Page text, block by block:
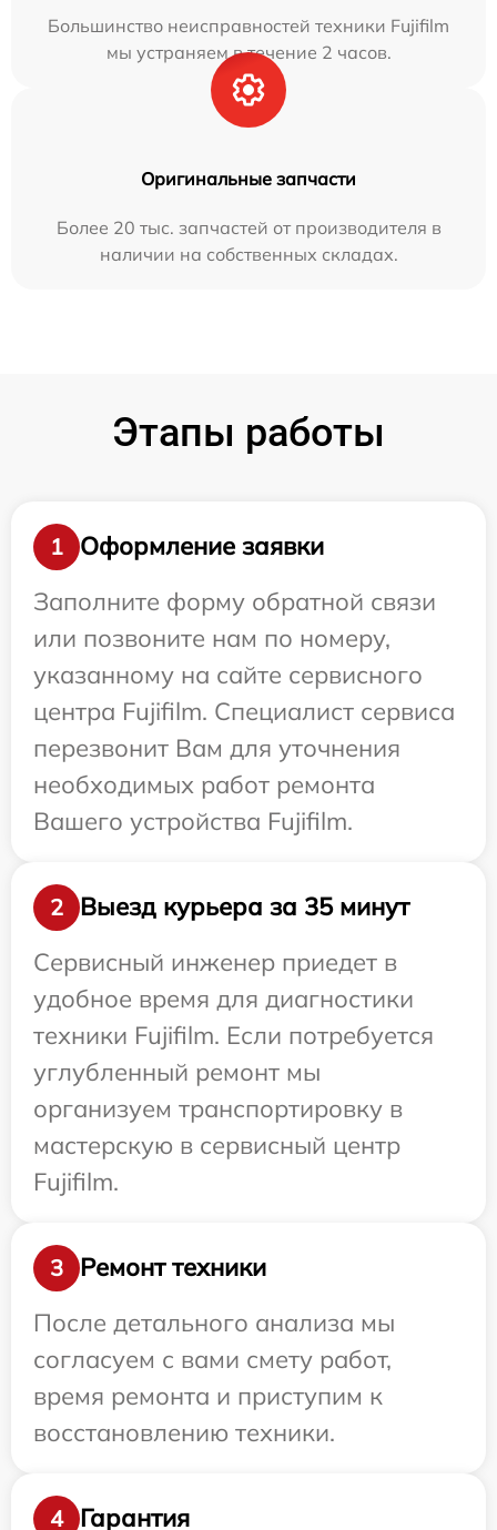
Большинство неисправностей техники Fujifilm
мы устраняем в течение 2 часов.
Оригинальные запчасти
Более 20 тыс. запчастей от производителя в
наличии на собственных складах.
Этапы работы
1
Оформление заявки
Заполните форму обратной связи
или позвоните нам по номеру,
указанному на сайте сервисного
центра Fujifilm. Специалист сервиса
перезвонит Вам для уточнения
необходимых работ ремонта
Вашего устройства Fujifilm.
2
Выезд курьера за 35 минут
Сервисный инженер приедет в
удобное время для диагностики
техники Fujifilm. Если потребуется
углубленный ремонт мы
организуем транспортировку в
мастерскую в сервисный центр
Fujifilm.
3
Ремонт техники
После детального анализа мы
согласуем с вами смету работ,
время ремонта и приступим к
восстановлению техники.
4 Гарантия